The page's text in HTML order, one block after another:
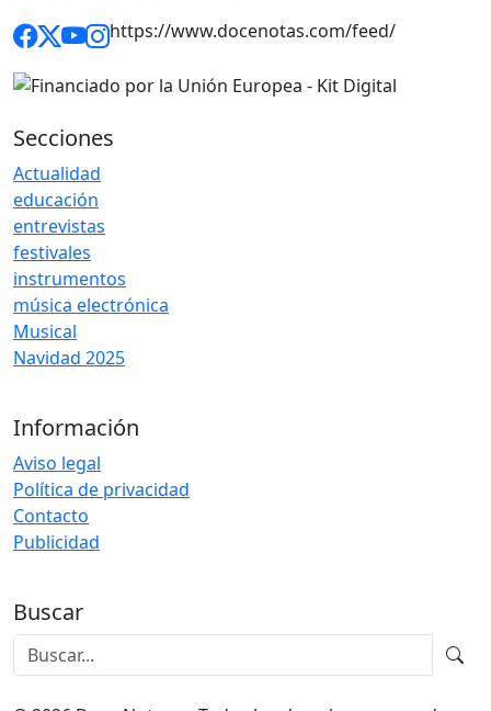
https://www.docenotas.com/feed/
Secciones
Actualidad
educación
entrevistas
festivales
instrumentos
música electrónica
Musical
Navidad 2025
Información
Aviso legal
Política de privacidad
Contacto
Publicidad
Buscar